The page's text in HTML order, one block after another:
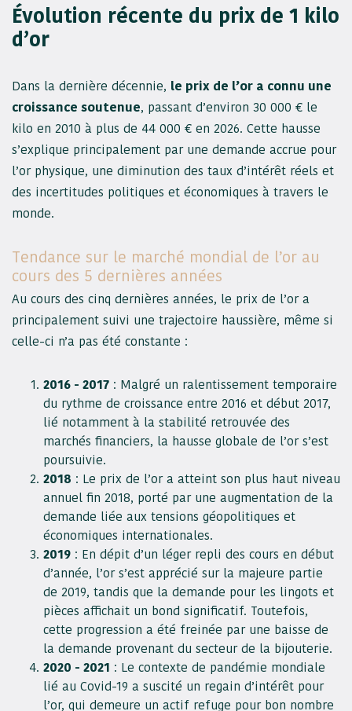
Évolution récente du prix de 1 kilo
d’or
Dans la dernière décennie, le prix de l’or a connu une
croissance soutenue, passant d’environ 30 000 € le
kilo en 2010 à plus de 44 000 € en 2026. Cette hausse
s’explique principalement par une demande accrue pour
l’or physique, une diminution des taux d’intérêt réels et
des incertitudes politiques et économiques à travers le
monde.
Tendance sur le marché mondial de l’or au
cours des 5 dernières années
Au cours des cinq dernières années, le prix de l’or a
principalement suivi une trajectoire haussière, même si
celle-ci n’a pas été constante :
2016 - 2017 : Malgré un ralentissement temporaire
du rythme de croissance entre 2016 et début 2017,
lié notamment à la stabilité retrouvée des
marchés financiers, la hausse globale de l’or s’est
poursuivie.
2018 : Le prix de l’or a atteint son plus haut niveau
annuel fin 2018, porté par une augmentation de la
demande liée aux tensions géopolitiques et
économiques internationales.
2019 : En dépit d’un léger repli des cours en début
d’année, l’or s’est apprécié sur la majeure partie
de 2019, tandis que la demande pour les lingots et
pièces affichait un bond significatif. Toutefois,
cette progression a été freinée par une baisse de
la demande provenant du secteur de la bijouterie.
2020 - 2021 : Le contexte de pandémie mondiale
lié au Covid-19 a suscité un regain d’intérêt pour
l’or, qui demeure un actif refuge pour bon nombre